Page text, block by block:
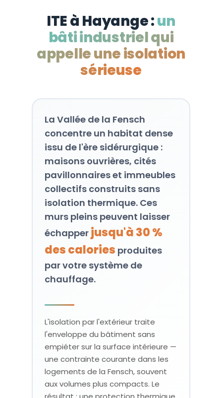
ITE à Hayange :un
bâti industriel qui
appelle une isolation
sérieuse
La Vallée de la Fensch
concentre un habitat dense
issu de l'ère sidérurgique :
maisons ouvrières, cités
pavillonnaires et immeubles
collectifs construits sans
isolation thermique. Ces
murs pleins peuvent laisser
échapper jusqu'à 30 %
des calories produites
par votre système de
chauffage.
L'isolation par l'extérieur traite
l'enveloppe du bâtiment sans
empiéter sur la surface intérieure —
une contrainte courante dans les
logements de la Fensch, souvent
aux volumes plus compacts. Le